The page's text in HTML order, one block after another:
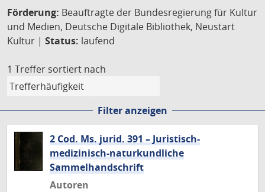
Förderung: Beauftragte der Bundesregierung für Kultur
und Medien, Deutsche Digitale Bibliothek, Neustart
Kultur | Status: laufend
1 Treffer sortiert nach
Filter anzeigen
2 Cod. Ms. jurid. 391 – Juristisch-
medizinisch-naturkundliche
Sammelhandschrift
Autoren